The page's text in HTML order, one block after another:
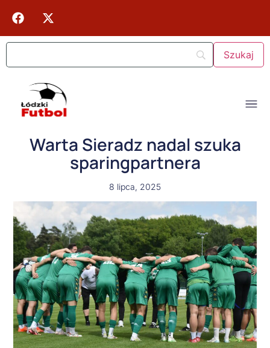
Warta Sieradz nadal szuka
sparingpartnera
8 lipca, 2025